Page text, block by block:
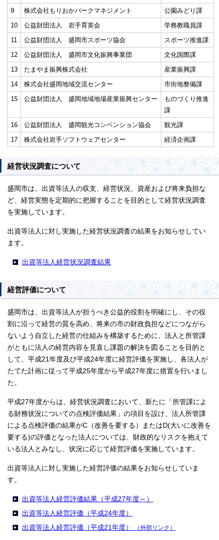
9
株式会社もりおかパークマネジメント
公園みどり課
10
公益財団法人 岩手育英会
学務教職員課
11
公益財団法人 盛岡市スポーツ協会
スポーツ推進課
12
公益財団法人 盛岡市文化振興事業団
文化国際課
13
たまやま振興株式会社
産業振興課
14
株式会社盛岡地域交流センター
市街地整備課
15
公益財団法人 盛岡地域地場産業振興センター
ものづくり推進
課
16
公益財団法人 盛岡観光コンベンション協会
観光課
17
株式会社岩手ソフトウェアセンター 経済企画課
経営状況調査について
盛岡市は、出資等法人の収支、経営状況、資産および将来負担な
ど、経営実態を定期的に把握することを目的として経営状況調査
を実施しています。
出資等法人に対し実施した経営状況調査の結果をお知らせしてい
ます。
出資等法人経営状況調査結果
経営評価について
盛岡市は、出資等法人が担うべき公益的役割を明確にし、その役
割に沿って経営の質を高め、将来の市の財政負担などにつながら
ないよう自立した経営の仕組みを構築するために、法人と所管課
がともに法人の経営内容を見直し課題の解決を図ることを目的と
して、平成21年度及び平成24年度に経営評価を実施し、各法人が
たてた計画に従って平成25年度から平成27年度に措置を行いまし
た。
平成27年度からは、経営状況調査において、新たに「所管課によ
る財務状況についての点検評価結果」の項目を設け、法人所管課
による点検評価の結果がC（改善を要する）またはD(大いに改善を
要する)の評価となった法人については、財政的なリスクを抱えて
いる法人とみなし、状況に応じて経営評価を実施しています。
出資等法人に対し実施した経営評価の結果をお知らせしていま
す。
出資等法人経営評価結果（平成27年度～）
出資等法人経営評価（平成24年度）
出資等法人経営評価（平成21年度）
（外部リンク）